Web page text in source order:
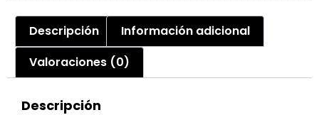
Descripción
Información adicional
Valoraciones (0)
Descripción